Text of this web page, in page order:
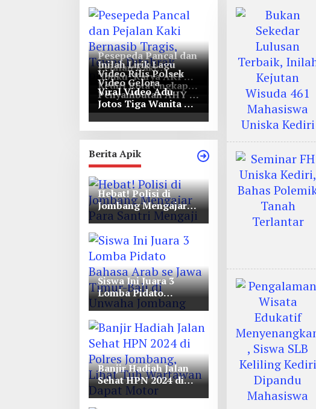
Pesepeda Pancal dan
Pejalan Kaki
Bernasib Tragis,
Tewas Ditabrak
Pikap di Nganjuk
Inilah Lirik Lagu
‘Ibuku’ Karya AKP
Moch Mukid
Video Rilis Polsek
Kediri Kota Ungkap
5747 Butil Pil Dobel
L
Video Gelora
Penyambutan AHY di
Rapimnas Partai
Demokrat
Viral Video Adu
Jotos Tiga Wanita Di
Simpang Lima Gumul
Berita Apik
Hebat! Polisi di
Jombang Mengajar
Para Santri Mengaji
Siswa Ini Juara 3
Lomba Pidato
Bahasa Arab se Jawa
Unwaha Jombang
Banjir Hadiah Jalan
Sehat HPN 2024 di
Polres Jombang,